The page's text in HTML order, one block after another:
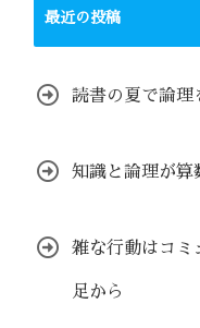
最近の投稿
読書の夏で論理
知識と論理が算
雑な行動はコミ
足から